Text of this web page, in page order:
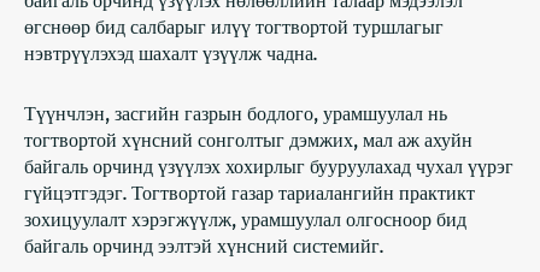
өгснөөр бид салбарыг илүү тогтвортой туршлагыг
нэвтрүүлэхэд шахалт үзүүлж чадна.
Түүнчлэн, засгийн газрын бодлого, урамшуулал нь
тогтвортой хүнсний сонголтыг дэмжих, мал аж ахуйн
байгаль орчинд үзүүлэх хохирлыг бууруулахад чухал үүрэг
гүйцэтгэдэг. Тогтвортой газар тариалангийн практикт
зохицуулалт хэрэгжүүлж, урамшуулал олгосноор бид
байгаль орчинд ээлтэй хүнсний системийг.